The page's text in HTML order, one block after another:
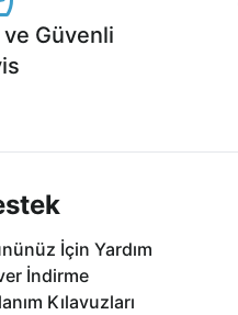
ve Güvenli
İçin Yardım
İndirme
Kılavuzları